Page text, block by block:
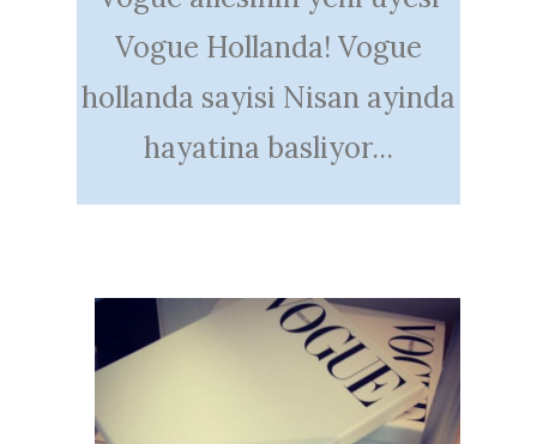
Vogue Hollanda! Vogue
hollanda sayisi Nisan ayinda
hayatina basliyor...